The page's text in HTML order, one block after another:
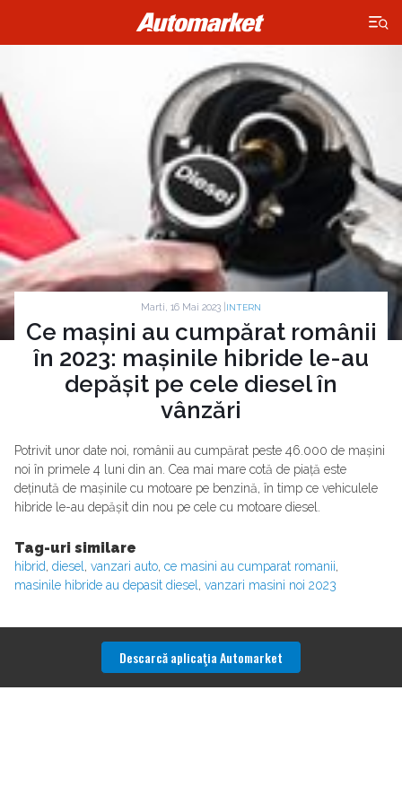
×
Marti, 16 Mai 2023 | INTERN
Ce mașini au cumpărat românii
în 2023: mașinile hibride le-au
depășit pe cele diesel în
vânzări
Potrivit unor date noi, românii au cumpărat peste 46.000 de mașini
noi în primele 4 luni din an. Cea mai mare cotă de piață este
deținută de mașinile cu motoare pe benzină, în timp ce vehiculele
hibride le-au depășit din nou pe cele cu motoare diesel.
Tag-uri similare
hibrid, diesel, vanzari auto, ce masini au cumparat romanii,
masinile hibride au depasit diesel, vanzari masini noi 2023
Descarcă aplicaţia Automarket